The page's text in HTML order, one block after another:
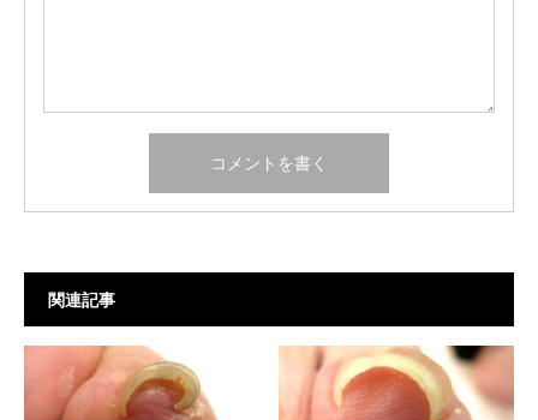
関連記事